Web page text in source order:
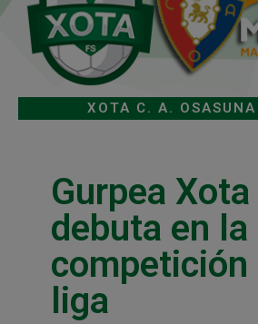
XOTA C. A.
Gurpea Xota
debuta en la
competición
liga